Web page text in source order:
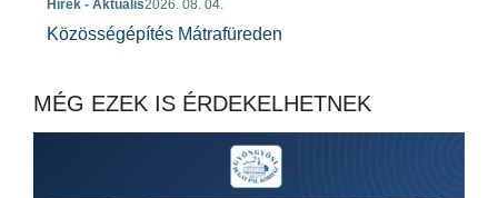
Hírek - Aktuális2026. 08. 04.
Közösségépítés Mátrafüreden
MÉG EZEK IS ÉRDEKELHETNEK